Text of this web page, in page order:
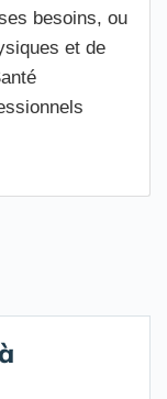
besoins, ou
et de